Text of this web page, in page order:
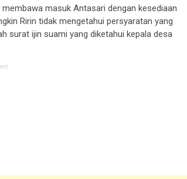
masuk Antasari dengan kesediaan
Ririn tidak mengetahui persyaratan yang
surat ijin suami yang diketahui kepala desa